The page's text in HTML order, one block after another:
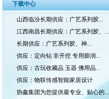
下载中心
山西临汾长期供应：广艺系列胶...
江西南昌长期供应：广艺系列胶、...
长期供应：广艺系列胶、神...
供应：定向钻 非开挖 专用膨润...
供应：古玩收藏品 玉器 佛用品...
供应：物联传感智能家居设计
协鑫集团为您提供最专业、贴心的...